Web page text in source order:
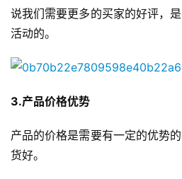
说我们需要更多的买家的好评，
活动的。
3.产品价格优势
产品的价格是需要有一定的优势
货好。